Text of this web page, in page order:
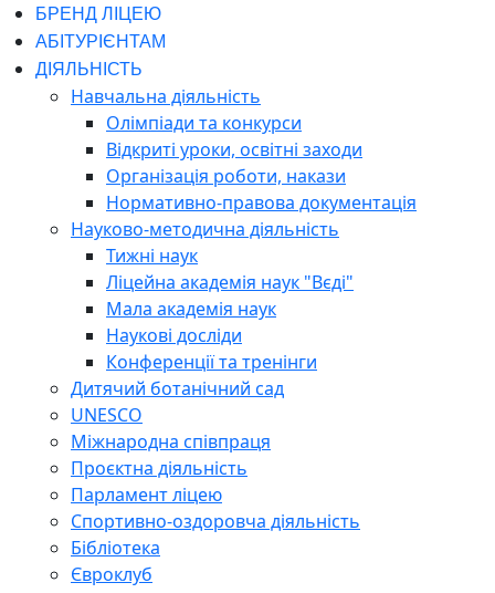
БРЕНД ЛІЦЕЮ
АБІТУРІЄНТАМ
ДІЯЛЬНІСТЬ
Навчальна діяльність
Олімпіади та конкурси
Відкриті уроки, освітні заходи
Організація роботи, накази
Нормативно-правова документація
Науково-методична діяльність
Тижні наук
Ліцейна академія наук "Вєді"
Мала академія наук
Наукові досліди
Конференції та тренінги
Дитячий ботанічний сад
UNESCO
Міжнародна співпраця
Проєктна діяльність
Парламент ліцею
Спортивно-оздоровча діяльність
Бібліотека
Євроклуб